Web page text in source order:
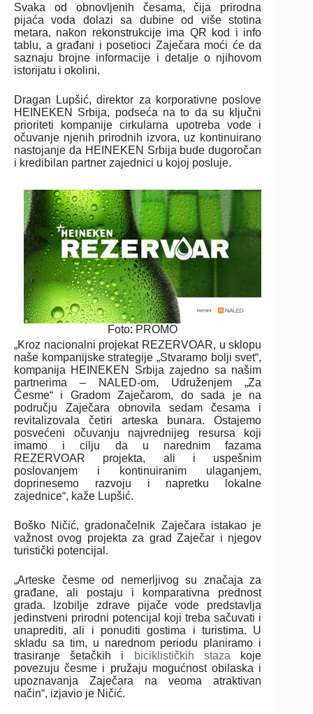
Svaka od obnovljenih česama, čija prirodna
pijaća voda dolazi sa dubine od više stotina
metara, nakon rekonstrukcije ima QR kod i info
tablu, a građani i posetioci Zaječara moći će da
saznaju brojne informacije i detalje o njihovom
istorijatu i okolini.
Dragan Lupšić, direktor za korporativne poslove
HEINEKEN Srbija, podseća na to da su ključni
prioriteti kompanije cirkularna upotreba vode i
očuvanje njenih prirodnih izvora, uz kontinuirano
nastojanje da HEINEKEN Srbija bude dugoročan
i kredibilan partner zajednici u kojoj posluje.
Foto: PROMO
„Kroz nacionalni projekat REZERVOAR, u sklopu
naše kompanijske strategije „Stvaramo bolji svet“,
kompanija HEINEKEN Srbija zajedno sa našim
partnerima – NALED-om, Udruženjem „Za
Česme“ i Gradom Zaječarom, do sada je na
području Zaječara obnovila sedam česama i
revitalizovala četiri arteska bunara. Ostajemo
posvećeni očuvanju najvrednijeg resursa koji
imamo i cilju da u narednim fazama
REZERVOAR projekta, ali i uspešnim
poslovanjem i kontinuiranim ulaganjem,
doprinesemo razvoju i napretku lokalne
zajednice“, kaže Lupšić.
Boško Ničić, gradonačelnik Zaječara istakao je
važnost ovog projekta za grad Zaječar i njegov
turistički potencijal.
„Arteske česme od nemerljivog su značaja za
građane, ali postaju i komparativna prednost
grada. Izobilje zdrave pijače vode predstavlja
jedinstveni prirodni potencijal koji treba sačuvati i
unaprediti, ali i ponuditi gostima i turistima. U
skladu sa tim, u narednom periodu planiramo i
trasiranje šetačkih i
biciklističkih staza koje
povezuju česme i pružaju mogućnost obilaska i
upoznavanja Zaječara na veoma atraktivan
način“, izjavio je Ničić.